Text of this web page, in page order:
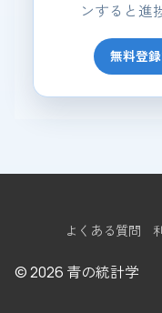
ンすると進
無料登
よくある質問
© 2026 青の統計学